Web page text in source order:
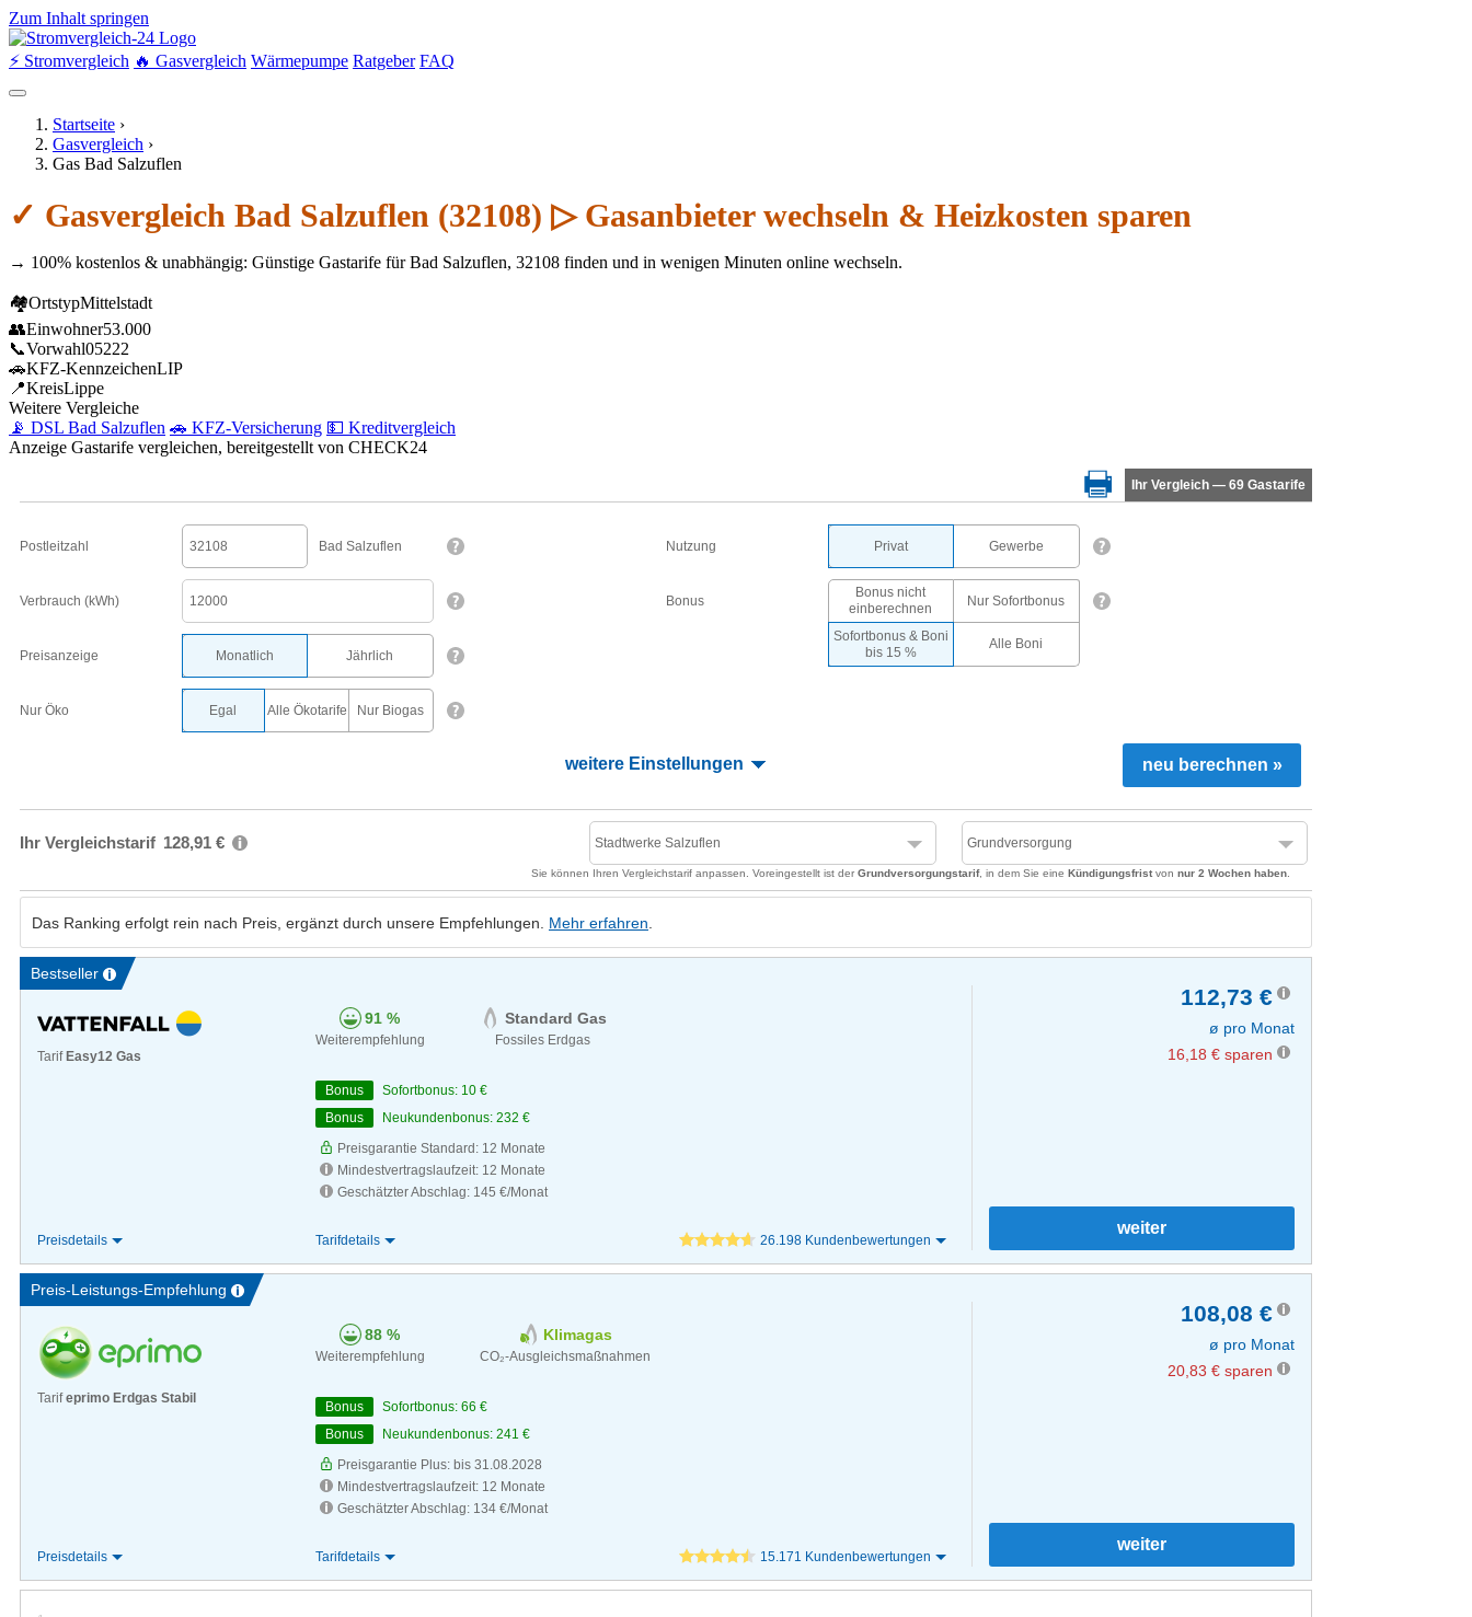
Zum Inhalt springen
⚡ Stromvergleich 🔥 Gasvergleich Wärmepumpe Ratgeber FAQ
Startseite ›
Gasvergleich ›
Gas Bad Salzuflen
✓ Gasvergleich Bad Salzuflen (32108) ▷ Gasanbieter wechseln & Heizkosten sparen
→ 100% kostenlos & unabhängig: Günstige Gastarife für Bad Salzuflen, 32108 finden und in wenigen Minuten online wechseln.
🏘OrtstypMittelstadt
👥Einwohner53.000
📞Vorwahl05222
🚗KFZ-KennzeichenLIP
📍KreisLippe
Weitere Vergleiche
📡 DSL Bad Salzuflen 🚗 KFZ-Versicherung 💵 Kreditvergleich
Anzeige Gastarife vergleichen, bereitgestellt von CHECK24